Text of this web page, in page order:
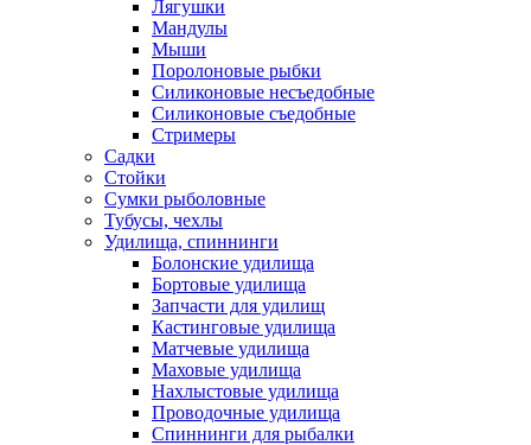
Лягушки
Мандулы
Мыши
Поролоновые рыбки
Силиконовые несъедобные
Силиконовые съедобные
Стримеры
Садки
Стойки
Сумки рыболовные
Тубусы, чехлы
Удилища, спиннинги
Болонские удилища
Бортовые удилища
Запчасти для удилищ
Кастинговые удилища
Матчевые удилища
Маховые удилища
Нахлыстовые удилища
Проводочные удилища
Спиннинги для рыбалки